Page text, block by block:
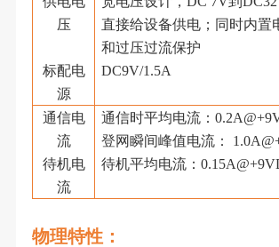
压
直接给设备供电；同时内置
和过压过流保护
标配电
源
DC9V/1.5A
通信电
流
通信时平均电流：
登网瞬间峰值电流：
待机电
流
待机平均电流：
物理特性：